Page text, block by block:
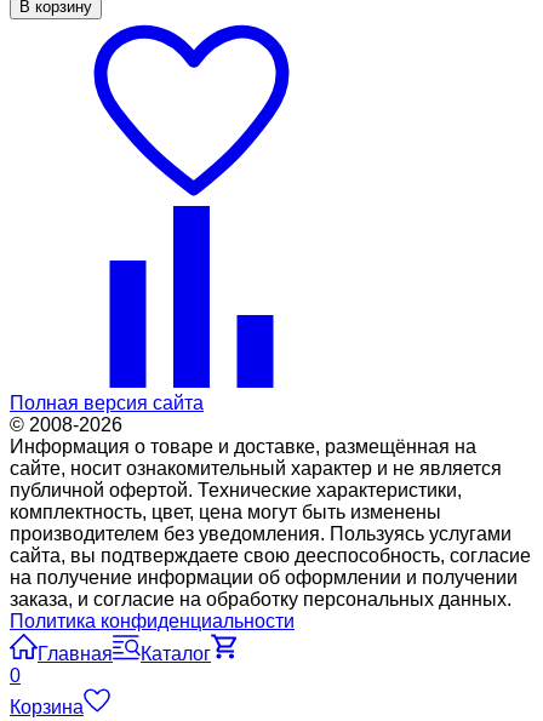
В корзину
Полная версия сайта
© 2008-2026
Информация о товаре и доставке, размещённая на
сайте, носит ознакомительный характер и не является
публичной офертой. Технические характеристики,
комплектность, цвет, цена могут быть изменены
производителем без уведомления. Пользуясь услугами
сайта, вы подтверждаете свою дееспособность, согласие
на получение информации об оформлении и получении
заказа, и согласие на обработку персональных данных.
Политика конфиденциальности
Главная
Каталог
0
Корзина